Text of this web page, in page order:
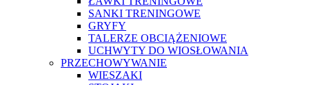
SANKI TRENINGOWE
GRYFY
TALERZE OBCIĄŻENIOWE
UCHWYTY DO WIOSŁOWANIA
PRZECHOWYWANIE
WIESZAKI